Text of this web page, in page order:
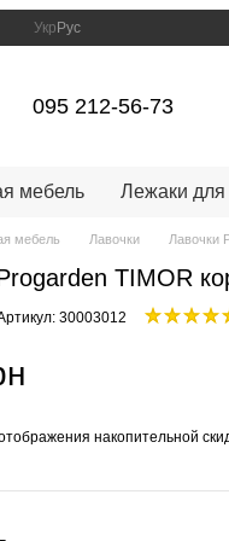
Укр Рус
095 212-56-73
мебель Лежаки
мебель Лавочки Лавочки
TIMOR
30003012
накопительной